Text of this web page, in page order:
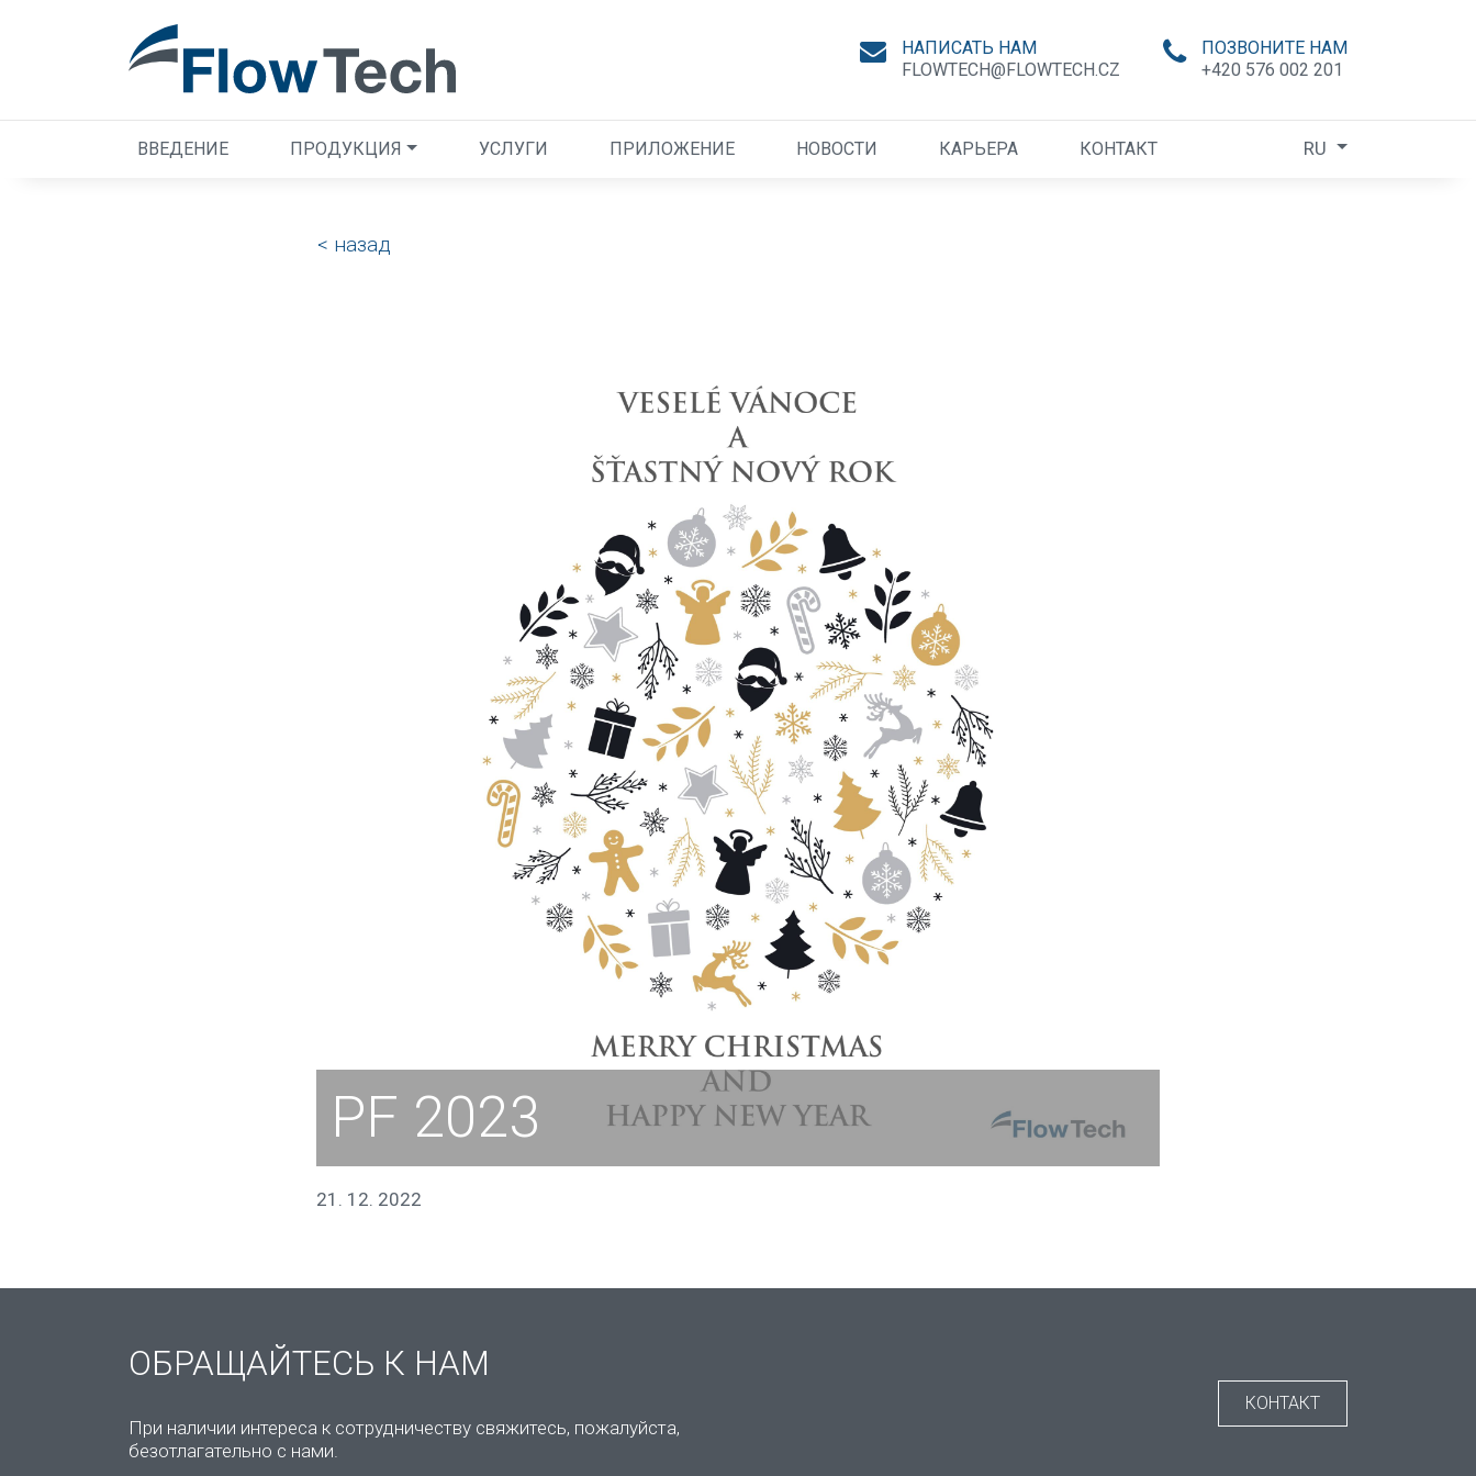
НАПИСАТЬ НАМ
FLOWTECH@FLOWTECH.CZ
ПОЗВОНИТЕ НАМ
+420 576 002 201
ВВЕДЕНИЕ ПРОДУКЦИЯ УСЛУГИ ПРИЛОЖЕНИЕ НОВОСТИ КАРЬЕРА КОНТАКТ RU
< назад
PF 2023
21. 12. 2022
ОБРАЩАЙТЕСЬ К НАМ
При наличии интереса к сотрудничеству свяжитесь, пожалуйста,
безотлагательно с нами.
КОНТАКТ